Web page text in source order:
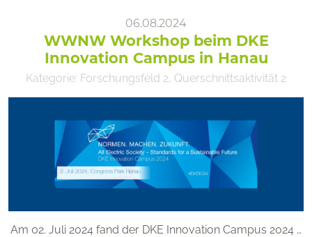
06.08.2024
WWNW Workshop beim DKE
Innovation Campus in Hanau
Kategorie: Forschungsfeld 2, Querschnittsaktivität 2
Am 02. Juli 2024 fand der DKE Innovation Campus 2024 …